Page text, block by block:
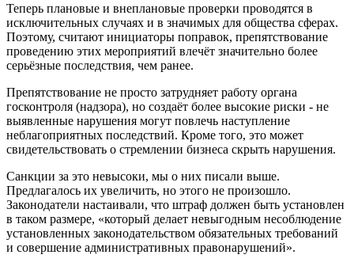
Теперь плановые и внеплановые проверки проводятся в
исключительных случаях и в значимых для общества сферах.
Поэтому, считают инициаторы поправок, препятствование
проведению этих мероприятий влечёт значительно более
серьёзные последствия, чем ранее.
Препятствование не просто затрудняет работу органа
госконтроля (надзора), но создаёт более высокие риски - не
выявленные нарушения могут повлечь наступление
неблагоприятных последствий. Кроме того, это может
свидетельствовать о стремлении бизнеса скрыть нарушения.
Санкции за это невысоки, мы о них писали выше.
Предлагалось их увеличить, но этого не произошло.
Законодатели настаивали, что штраф должен быть установлен
в таком размере, «который делает невыгодным несоблюдение
установленных законодательством обязательных требований
и совершение административных правонарушений».